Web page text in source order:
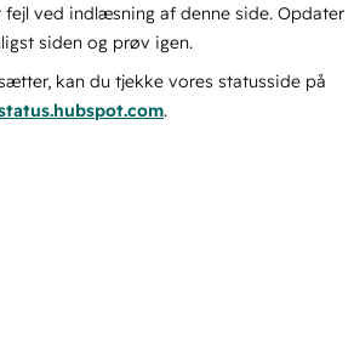
ved indlæsning af denne side. Opdater
siden og prøv igen.
kan du tjekke vores statusside på
.